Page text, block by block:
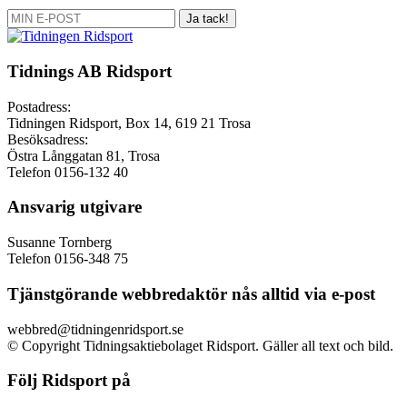
Ja tack!
Tidnings AB Ridsport
Postadress:
Tidningen Ridsport, Box 14, 619 21 Trosa
Besöksadress:
Östra Långgatan 81, Trosa
Telefon 0156-132 40
Ansvarig utgivare
Susanne Tornberg
Telefon 0156-348 75
Tjänstgörande webbredaktör nås alltid via e-post
webbred@tidningenridsport.se
© Copyright Tidningsaktiebolaget Ridsport. Gäller all text och bild.
Följ Ridsport på